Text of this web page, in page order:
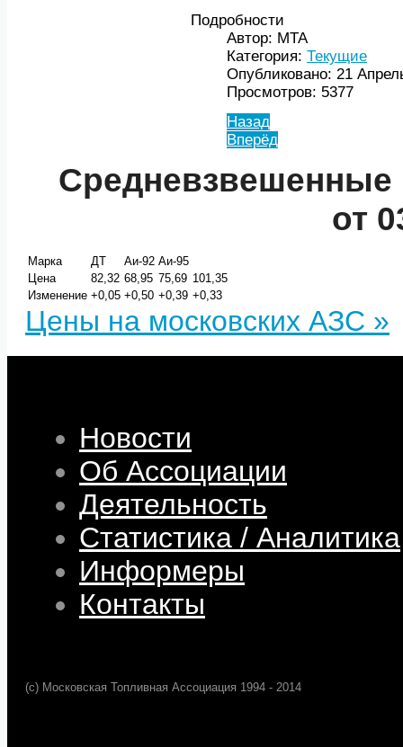
Подробности
Автор: МТА
Категория: Текущие
Опубликовано: 21
Просмотров: 5377
Назад
Вперёд
от
Марка ДТ Аи-92 Аи-95
Цена
82,32 68,95 75,69 101,35
Изменение +0,05 +0,50 +0,39 +0,33
Цены на московских АЗС »
Новости
Об Ассоциации
Деятельность
Статистика / Аналитика
Информеры
Контакты
(c) Московская Топливная Ассоциация 1994 - 2014